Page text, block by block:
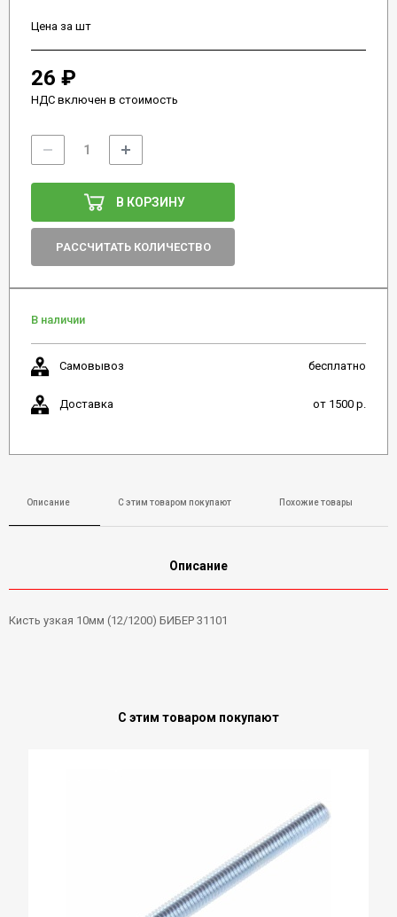
Цена за шт
26 ₽
НДС включен в стоимость
В КОРЗИНУ
РАССЧИТАТЬ КОЛИЧЕСТВО
В наличии
Самовывоз бесплатно
Доставка от 1500 р.
Описание С этим товаром покупают Похожие товары
Описание
Кисть узкая 10мм (12/1200) БИБЕР 31101
С этим товаром покупают